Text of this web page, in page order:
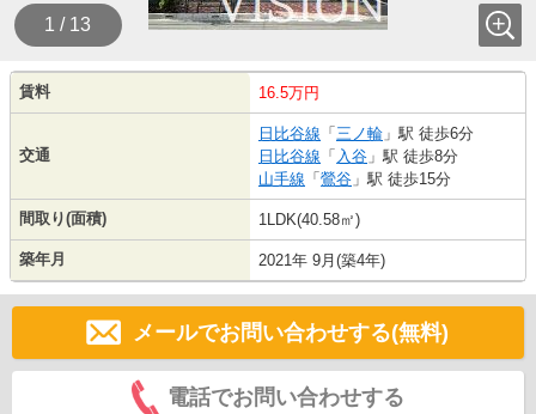
1 / 13
賃料 16.5万円
交通
日比谷線 「 三ノ輪 」駅 徒歩6分
日比谷線 「 入谷 」駅 徒歩8分
山手線 「 鶯谷 」駅 徒歩15分
間取り(面積) 1LDK(40.58㎡)
築年月 2021年 9月(築4年)
メールでお問い合わせする(無料)
電話でお問い合わせする